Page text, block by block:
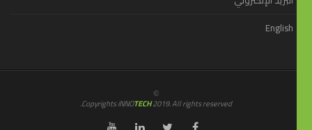
English
Copyrights iNNOTECH2019. All rights reserved.